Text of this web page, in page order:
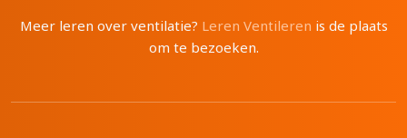
Meer leren over ventilatie? Leren Ventileren is de plaats
om te bezoeken.